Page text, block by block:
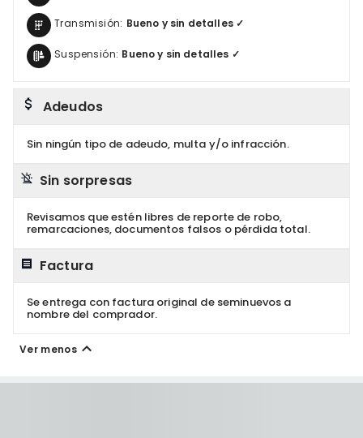
Transmisión: Bueno y sin detalles ✓
Suspensión: Bueno y sin detalles ✓
Adeudos
Sin ningún tipo de adeudo, multa y/o infracción.
Sin sorpresas
Revisamos que estén libres de reporte de robo,
remarcaciones, documentos falsos o pérdida total.
Factura
Se entrega con factura original de seminuevos a
nombre del comprador.
Ver menos